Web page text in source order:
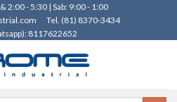
2:00 - 5:30 | Sab: 9:00 - 1:00
Tel. (81) 8370-3434
8117622652